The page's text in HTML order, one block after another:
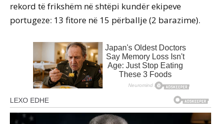
rekord të frikshëm në shtëpi kundër ekipeve
portugeze: 13 fitore në 15 përballje (2 barazime).